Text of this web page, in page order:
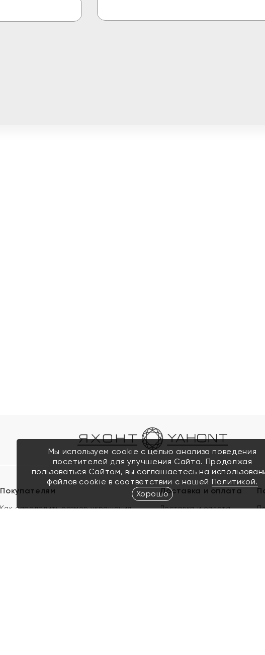
Покупателям
Как определить размер украшения
Доставка и оплата
Доставка и оплата
Мы используем cookie с целью анализа поведения
посетителей для улучшения Сайта. Продолжая
пользоваться Сайтом, вы соглашаетесь на
файлов cookie в соответствии с нашей Политикой.
Хорошо